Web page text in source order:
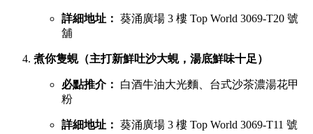
詳細地址： 葵涌廣場 3 樓 Top World 3069-T20 號
舖
煮你隻蜆（主打新鮮吐沙大蜆，湯底鮮味十足）
必點推介：
白酒牛油大光麵、台式沙茶濃湯花甲
粉
詳細地址： 葵涌廣場 3 樓 Top World 3069-T11 號